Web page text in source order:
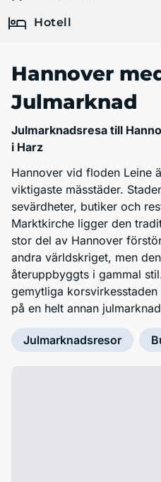
Hotell
Hannover
Julmarknad
Julmarknadsresa till
i Harz
Hannover vid floden Leine
viktigaste mässtäder.
sevärdheter, butiker och
Marktkirche ligger den
stor del av Hannover
andra världskriget, men
återuppbyggts i gammal
gemytliga
på en helt annan
Julmarknadsresor